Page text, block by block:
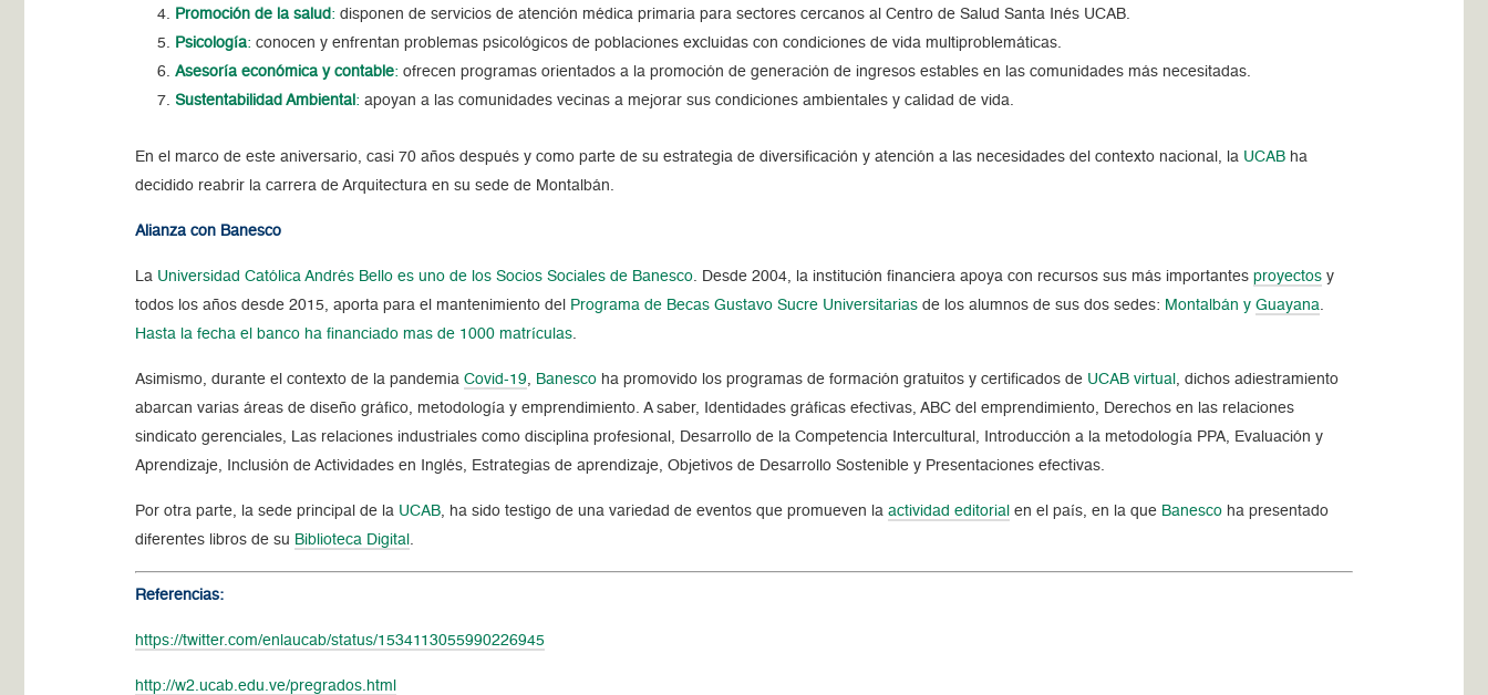
Promoción de la salud : disponen de servicios de atención médica primaria para sectores cercanos al Centro de Salud Santa Inés UCAB.
Psicología: conocen y enfrentan problemas psicológicos de poblaciones excluidas con condiciones de vida multiproblemáticas.
Asesoría económica y contable: ofrecen programas orientados a la promoción de generación de ingresos estables en las comunidades más necesitadas.
Sustentabilidad Ambiental : apoyan a las comunidades vecinas a mejorar sus condiciones ambientales y calidad de vida.
En el marco de este aniversario, casi 70 años después y como parte de su estrategia de diversificación y atención a las necesidades del contexto nacional, la UCAB ha
decidido reabrir la carrera de Arquitectura en su sede de Montalbán.
Alianza con Banesco
La Universidad Católica Andrés Bello es uno de los Socios Sociales de Banesco . Desde 2004, la institución financiera apoya con recursos sus más importantesproyectos y
todos los años desde 2015, aporta para el mantenimiento del
Programa de Becas Gustavo Sucre Universitarias de los alumnos de sus dos sedes: Montalbán yGuayana
Hasta la fecha el banco ha financiado mas de 1000 matrículas
Asimismo, durante el contexto de la pandemiaCovid-19 Banesco ha promovido los programas de formación gratuitos y certificados de UCAB virtual
, dichos adiestramiento
abarcan varias áreas de diseño gráfico, metodología y emprendimiento. A saber, Identidades gráficas efectivas, ABC del emprendimiento, Derechos en las relaciones
sindicato gerenciales, Las relaciones industriales como disciplina profesional, Desarrollo de la Competencia Intercultural, Introducción a la metodología PPA, Evaluación y
Aprendizaje, Inclusión de Actividades en Inglés, Estrategias de aprendizaje, Objetivos de Desarrollo Sostenible y Presentaciones efectivas.
Por otra parte, la sede principal de la UCAB , ha sido testigo de una variedad de eventos que promueven laactividad editorial en el país, en la que Banesco ha presentado
diferentes libros de su Biblioteca Digital
Referencias:
https://twitter.com/enlaucab/status/1534113055990226945
http://w2.ucab.edu.ve/pregrados.html